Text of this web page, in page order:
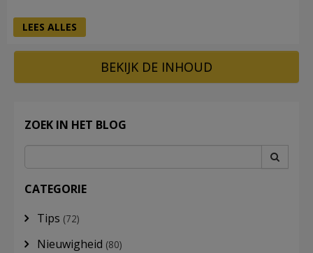
LEES ALLES
BEKIJK DE INHOUD
ZOEK IN HET BLOG
CATEGORIE
Tips (72)
Nieuwigheid (80)